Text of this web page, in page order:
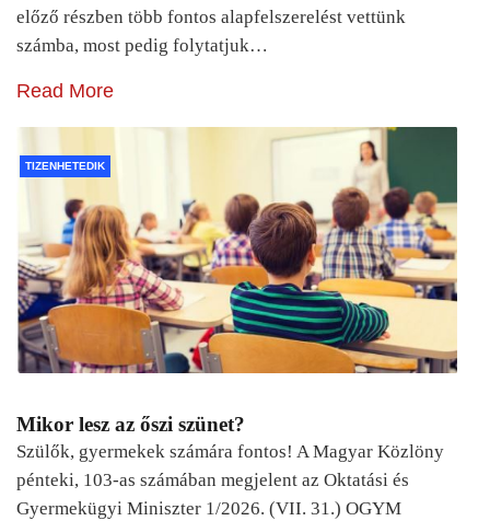
előző részben több fontos alapfelszerelést vettünk
számba, most pedig folytatjuk…
Read More
TIZENHETEDIK
Mikor lesz az őszi szünet?
Szülők, gyermekek számára fontos! A Magyar Közlöny
pénteki, 103-as számában megjelent az Oktatási és
Gyermekügyi Miniszter 1/2026. (VII. 31.) OGYM